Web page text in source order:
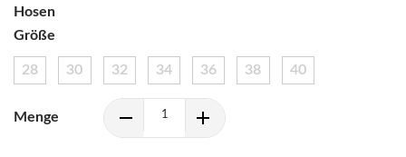
Hosen
Größe
28 30 32 34 36 38 40
Menge